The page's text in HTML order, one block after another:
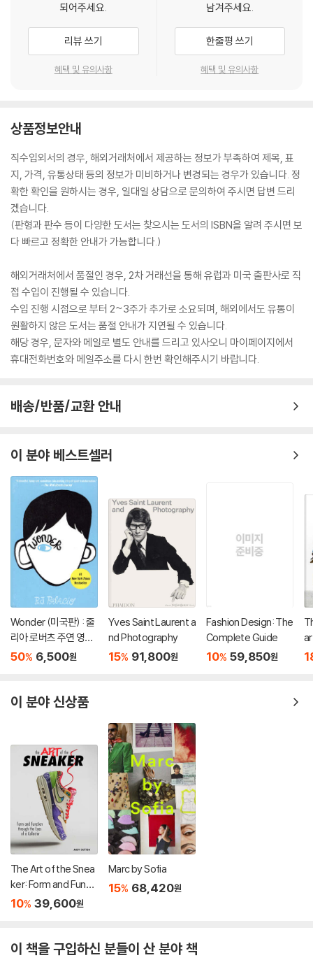
되어주세요.
리뷰 쓰기
혜택 및 유의사항
남겨주세요.
한줄평 쓰기
혜택 및 유의사항
상품정보안내
직수입외서의 경우, 해외거래처에서 제공하는 정보가 부족하여 제목, 표
지, 가격, 유통상태 등의 정보가 미비하거나 변경되는 경우가 있습니다. 정
확한 확인을 원하시는 경우, 일대일 상담으로 문의하여 주시면 답변 드리
겠습니다.
(판형과 판수 등이 다양한 도서는 찾으시는 도서의 ISBN을 알려 주시면 보
다 빠르고 정확한 안내가 가능합니다.)
해외거래처에서 품절인 경우, 2차 거래선을 통해 유럽과 미국 출판사로 직
접 수입이 진행될 수 있습니다.
수입 진행 시점으로 부터 2~3주가 추가로 소요되며, 해외에서도 유통이
원활하지 않은 도서는 품절 안내가 지연될 수 있습니다.
해당 경우, 문자와 메일로 별도 안내를 드리고 있사오니 마이페이지에서
휴대전화번호와 메일주소를 다시 한번 확인해주시기 바랍니다.
배송/반품/교환 안내
이 분야 베스트셀러
Wonder (미국판) : 줄
리아 로버츠 주연 영화
'원더' 원작 소설
50% 6,500원
Yves Saint Laurent a
nd Photography
15% 91,800원
Fashion Design: The
Complete Guide
10% 59,850원
이 분야 신상품
The Art of the Snea
ker: Form and Functi
on Through the Len
10% 39,600원
Marc by Sofia
15% 68,420원
이 책을 구입하신 분들이 산 분야 책